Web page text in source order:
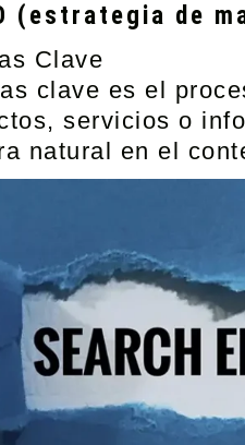
(estrategia de
Clave
clave es el
servicios o
natural en el